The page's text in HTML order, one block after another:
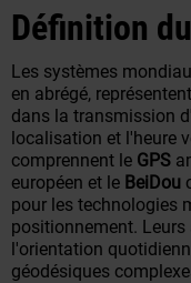
Définition
Les systèmes
en abrégé,
dans la transmission
localisation et l'heure
comprennent le GPS
européen et le BeiDou
pour les technologies
positionnement.
l'orientation
géodésiques